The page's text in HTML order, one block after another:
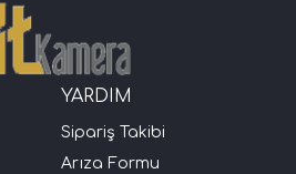
YARDIM
Sipariş Takibi
Arıza Formu